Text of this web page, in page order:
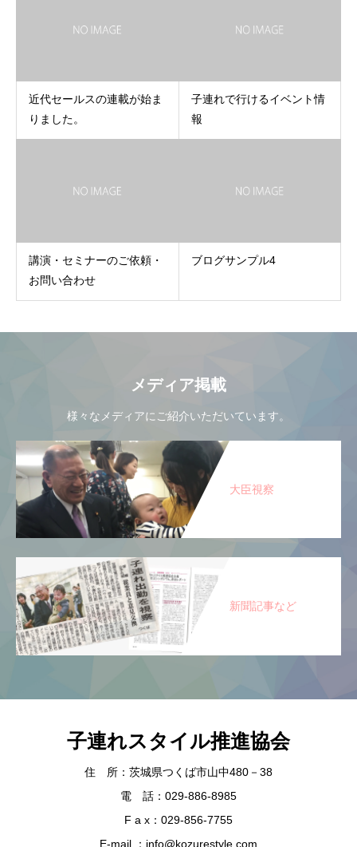
近代セールスの連載が始ま
りました。
子連れで行けるイベント情
報
講演・セミナーのご依頼・
お問い合わせ
ブログサンプル4
メディア掲載
様々なメディアにご紹介いただいています。
大臣視察
新聞記事など
子連れスタイル推進協会
住 所：茨城県つくば市山中480－38
電 話：029-886-8985
F a x：029-856-7755
E-mail ：info@kozurestyle.com